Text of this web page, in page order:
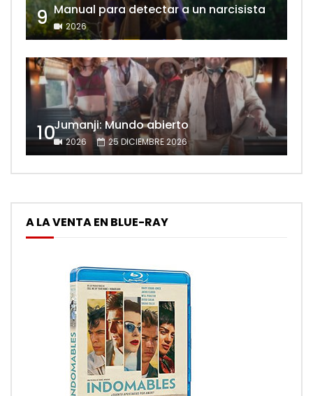
9 Manual para detectar a un narcisista
2026
10Jumanji: Mundo abierto
2026 25 DICIEMBRE 2026
A LA VENTA EN BLUE-RAY